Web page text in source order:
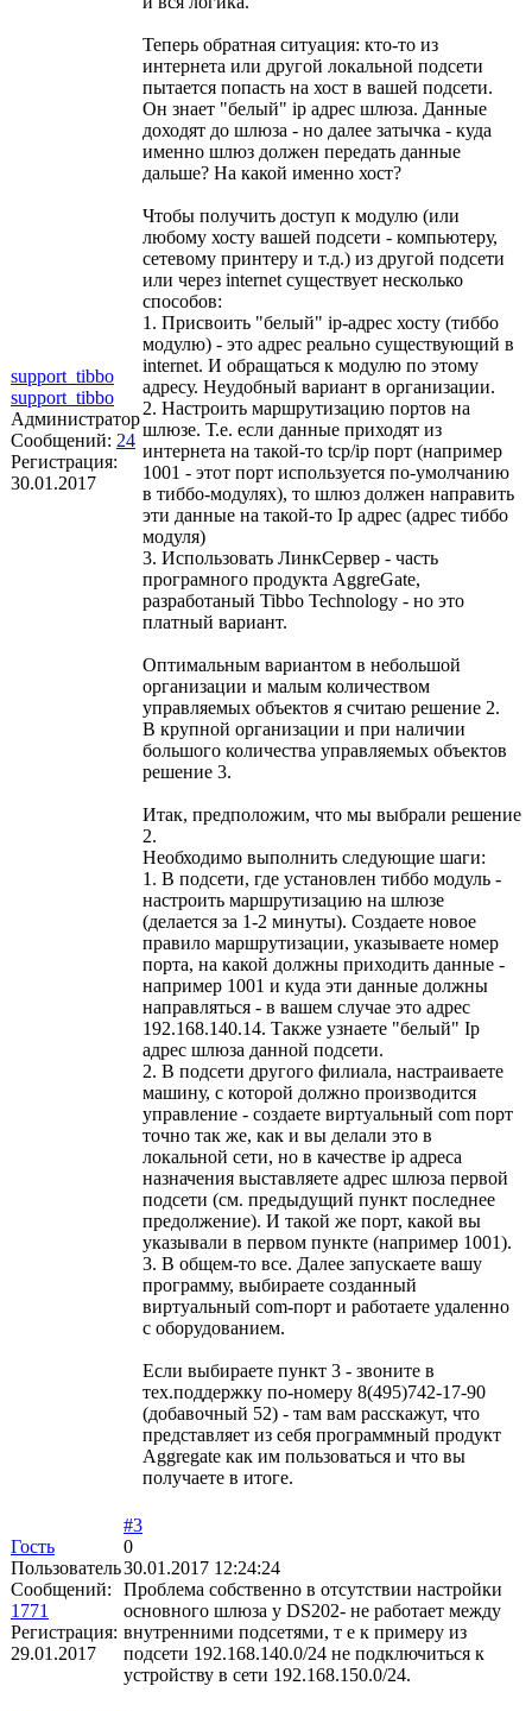
support_tibbo
support_tibbo
Администратор
Сообщений: 24
Регистрация:
30.01.2017
Теперь обратная ситуация: кто-то из
интернета или другой локальной подсети
пытается попасть на хост в вашей подсети.
Он знает "белый" ip адрес шлюза. Данные
доходят до шлюза - но далее затычка - куда
именно шлюз должен передать данные
дальше? На какой именно хост?
Чтобы получить доступ к модулю (или
любому хосту вашей подсети - компьютеру,
сетевому принтеру и т.д.) из другой подсети
или через internet существует несколько
способов:
1. Присвоить "белый" ip-адрес хосту (тиббо
модулю) - это адрес реально существующий в
internet. И обращаться к модулю по этому
адресу. Неудобный вариант в организации.
2. Настроить маршрутизацию портов на
шлюзе. Т.е. если данные приходят из
интернета на такой-то tcp/ip порт (например
1001 - этот порт используется по-умолчанию
в тиббо-модулях), то шлюз должен направить
эти данные на такой-то Ip адрес (адрес тиббо
модуля)
3. Использовать ЛинкСервер - часть
програмного продукта AggreGate,
разработаный Tibbo Technology - но это
платный вариант.
Оптимальным вариантом в небольшой
организации и малым количеством
управляемых объектов я считаю решение 2.
В крупной организации и при наличии
большого количества управляемых объектов
решение 3.
Итак, предположим, что мы выбрали решение
2.
Необходимо выполнить следующие шаги:
1. В подсети, где установлен тиббо модуль -
настроить маршрутизацию на шлюзе
(делается за 1-2 минуты). Создаете новое
правило маршрутизации, указываете номер
порта, на какой должны приходить данные -
например 1001 и куда эти данные должны
направляться - в вашем случае это адрес
192.168.140.14. Также узнаете "белый" Ip
адрес шлюза данной подсети.
2. В подсети другого филиала, настраиваете
машину, с которой должно производится
управление - создаете виртуальный com порт
точно так же, как и вы делали это в
локальной сети, но в качестве ip адреса
назначения выставляете адрес шлюза первой
подсети (см. предыдущий пункт последнее
предолжение). И такой же порт, какой вы
указывали в первом пункте (например 1001).
3. В общем-то все. Далее запускаете вашу
программу, выбираете созданный
виртуальный com-порт и работаете удаленно
с оборудованием.
Если выбираете пункт 3 - звоните в
тех.поддержку по-номеру 8(495)742-17-90
(добавочный 52) - там вам расскажут, что
представляет из себя программный продукт
Aggregate как им пользоваться и что вы
получаете в итоге.
Гость
Пользователь
Сообщений:
1771
Регистрация:
29.01.2017
#3
0
30.01.2017 12:24:24
Проблема собственно в отсутствии настройки
основного шлюза у DS202- не работает между
внутренними подсетями, т е к примеру из
подсети 192.168.140.0/24 не подключиться к
устройству в сети 192.168.150.0/24.